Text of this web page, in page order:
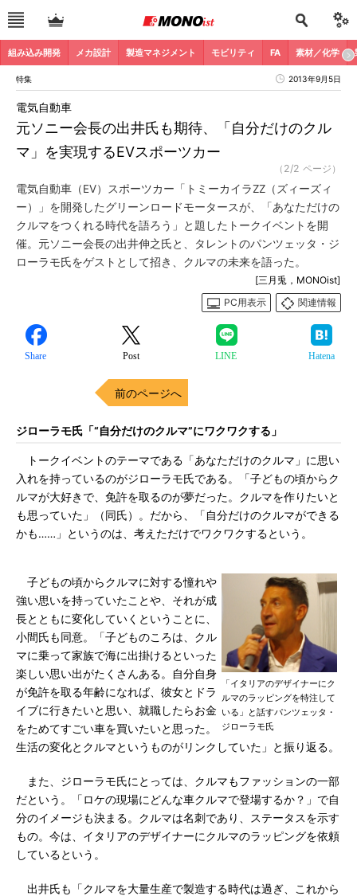
組み込み開発 メカ設計 製造マネジメント モビリティ FA 素材／化学
特集 2013年9月5日
元ソニー会長の出井氏も期待、「自分だけのクル
マ」を実現するEVスポーツカー
電気自動車
（2/2 ページ）
電気自動車（EV）スポーツカー「トミーカイラZZ（ズィーズィ
ー）」を開発したグリーンロードモータースが、「あなただけの
クルマをつくれる時代を語ろう」と題したトークイベントを開
催。元ソニー会長の出井伸之氏と、タレントのパンツェッタ・ジ
ローラモ氏をゲストとして招き、クルマの未来を語った。
[三月兎，MONOist]
PC用表示
関連情報
Share Post LINE Hatena
前のページへ
ジローラモ氏「“自分だけのクルマ”にワクワクする」
トークイベントのテーマである「あなただけのクルマ」に思い
入れを持っているのがジローラモ氏である。「子どもの頃からク
ルマが大好きで、免許を取るのが夢だった。クルマを作りたいと
も思っていた」（同氏）。だから、「自分だけのクルマができる
かも……」というのは、考えただけでワクワクするという。
「イタリアのデザイナーにク
ルマのラッピングを特注して
いる」と話すパンツェッタ・
ジローラモ氏
子どもの頃からクルマに対する憧れや
強い思いを持っていたことや、それが成
長とともに変化していくということに、
小間氏も同意。「子どものころは、クル
マに乗って家族で海に出掛けるといった
楽しい思い出がたくさんある。自分自身
が免許を取る年齢になれば、彼女とドラ
イブに行きたいと思い、就職したらお金
をためてすごい車を買いたいと思った。
生活の変化とクルマというものがリンクしていた」と振り返る。
また、ジローラモ氏にとっては、クルマもファッションの一部
だという。「ロケの現場にどんな車クルマで登場するか？」で自
分のイメージも決まる。クルマは名刺であり、ステータスを示す
もの。今は、イタリアのデザイナーにクルマのラッピングを依頼
しているという。
出井氏も「クルマを大量生産で製造する時代は過ぎ、これから